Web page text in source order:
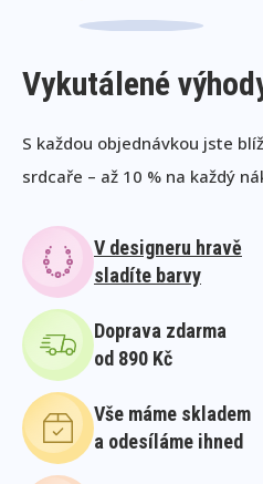
Vykutálené
S každou objednávkou jste
srdcaře – až 10 % na každý
V designeru hravě
sladíte barvy
Doprava zdarma
od 890 Kč
Vše máme skladem
a odesíláme ihned